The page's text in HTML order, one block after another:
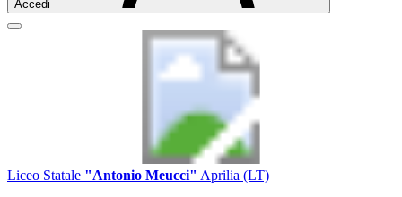
Accedi
Liceo Statale "Antonio Meucci" Aprilia (LT)